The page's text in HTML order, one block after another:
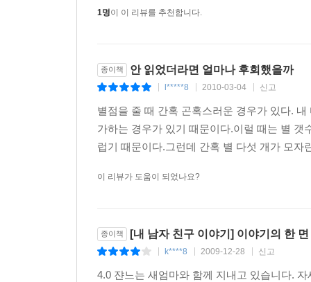
1명이 이 리뷰를 추천합니다.
종이책 안 읽었더라면 얼마나 후회했을까
l*****8 2010-03-04 신고
별점을 줄 때 간혹 곤혹스러운 경우가 있다.
가하는 경우가 있기 때문이다.이럴 때는 별
럽기 때문이다.그런데 간혹 별 다섯 개가 모
이 리뷰가 도움이 되었나요?
종이책 [내 남자 친구 이야기] 이야기의 한 면
k****8 2009-12-28 신고
4.0 쟌느는 새엄마와 함께 지내고 있습니다.